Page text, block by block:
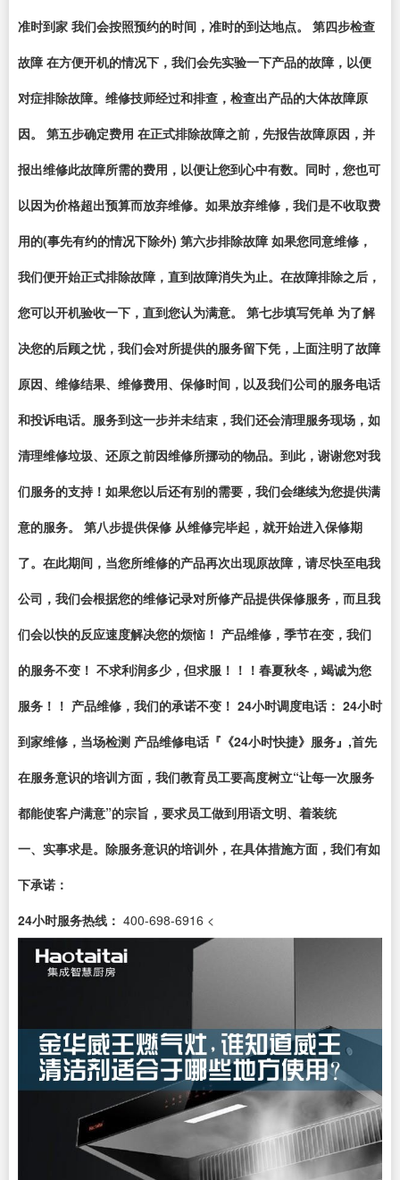
准时到家 我们会按照预约的时间，准时的到达地点。 第四步检查
故障 在方便开机的情况下，我们会先实验一下产品的故障，以便
对症排除故障。维修技师经过和排查，检查出产品的大体故障原
因。 第五步确定费用 在正式排除故障之前，先报告故障原因，并
报出维修此故障所需的费用，以便让您到心中有数。同时，您也可
以因为价格超出预算而放弃维修。如果放弃维修，我们是不收取费
用的(事先有约的情况下除外) 第六步排除故障 如果您同意维修，
我们便开始正式排除故障，直到故障消失为止。在故障排除之后，
您可以开机验收一下，直到您认为满意。 第七步填写凭单 为了解
决您的后顾之忧，我们会对所提供的服务留下凭，上面注明了故障
原因、维修结果、维修费用、保修时间，以及我们公司的服务电话
和投诉电话。服务到这一步并未结束，我们还会清理服务现场，如
清理维修垃圾、还原之前因维修所挪动的物品。到此，谢谢您对我
们服务的支持！如果您以后还有别的需要，我们会继续为您提供满
意的服务。 第八步提供保修 从维修完毕起，就开始进入保修期
了。在此期间，当您所维修的产品再次出现原故障，请尽快至电我
公司，我们会根据您的维修记录对所修产品提供保修服务，而且我
们会以快的反应速度解决您的烦恼！ 产品维修，季节在变，我们
的服务不变！ 不求利润多少，但求服！！！春夏秋冬，竭诚为您
服务！！ 产品维修，我们的承诺不变！ 24小时调度电话： 24小时
到家维修，当场检测 产品维修电话『《24小时快捷》服务』,首先
在服务意识的培训方面，我们教育员工要高度树立“让每一次服务
都能使客户满意”的宗旨，要求员工做到用语文明、着装统
一、实事求是。除服务意识的培训外，在具体措施方面，我们有如
下承诺：
24小时服务热线： 400-698-6916 <